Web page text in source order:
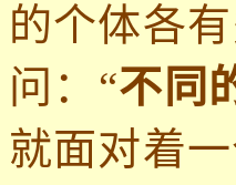
的个体各
问：“不同
就面对着